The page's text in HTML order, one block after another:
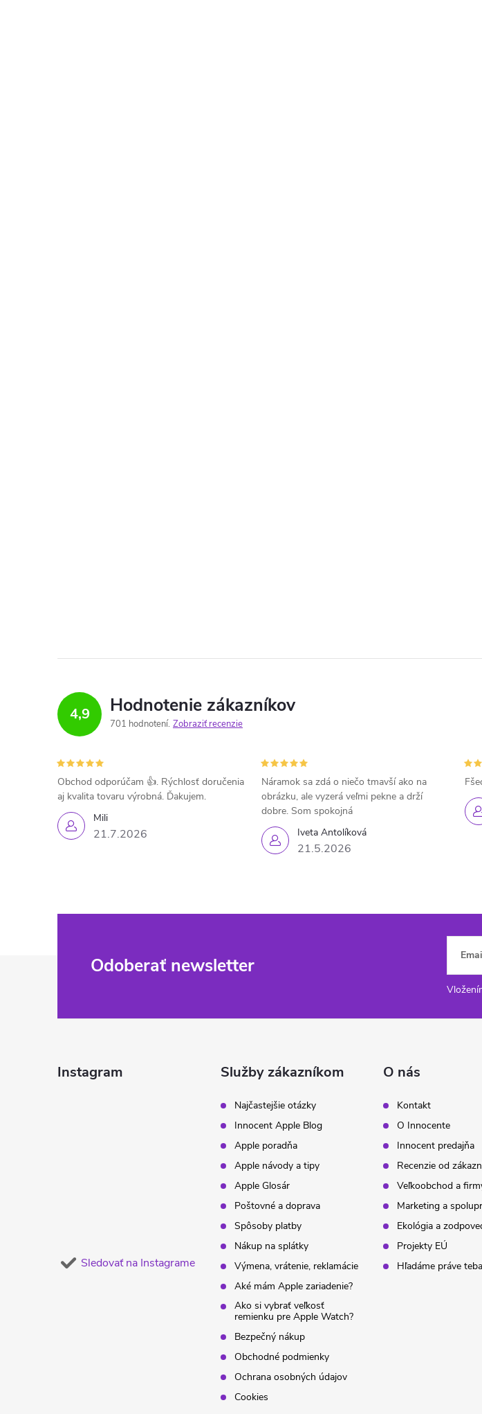
4,9 Hodnotenie zákazníkov
701 hodnotení Zobraziť recenzie
Mili
21.7.2026
Obchod odporúčam 👍. Rýchlosť doručenia
aj kvalita tovaru výrobná. Ďakujem.
Iveta Antolíková
21.5.2026
Náramok sa zdá o niečo tmavší ako na
obrázku, ale vyzerá veľmi pekne a drží
dobre. Som spokojná
Odoberať newsletter
Instagram
Sledovať na Instagrame
Služby zákazníkom
Najčastejšie otázky
Innocent Apple Blog
Apple poradňa
Apple návody a tipy
Apple Glosár
Poštovné a doprava
Spôsoby platby
Nákup na splátky
Výmena, vrátenie, reklamácie
Aké mám Apple zariadenie?
Ako si vybrať veľkosť
remienku pre Apple Watch?
Bezpečný nákup
Obchodné podmienky
Ochrana osobných údajov
Cookies
O nás
Kontakt
O Innocente
Innocent predajňa
Recenzie od
Veľkoobchod a
Marketing a
Ekológia a
Projekty EÚ
Hľadáme práve teba